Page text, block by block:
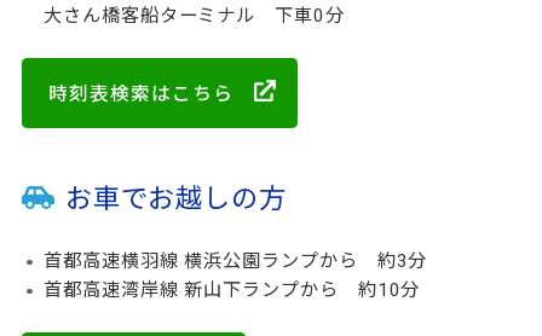
大さん橋客船ターミナル 下車0分
時刻表検索はこちら
お車でお越しの方
首都高速横羽線 横浜公園ランプから 約3分
首都高速湾岸線 新山下ランプから 約10分